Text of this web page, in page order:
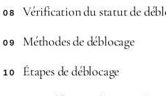
08 Vérification du statut de
09 Méthodes de déblocage
10 Étapes de déblocage